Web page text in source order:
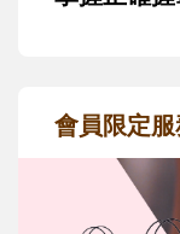
會員限定